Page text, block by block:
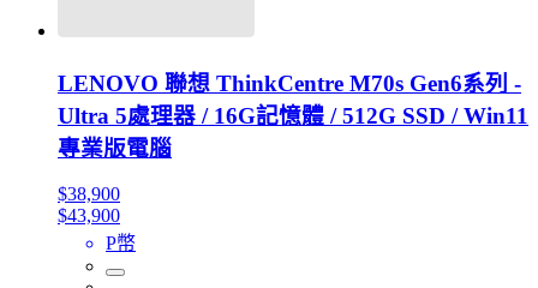
LENOVO 聯想 ThinkCentre M70s Gen6系列 -
Ultra 5處理器 / 16G記憶體 / 512G SSD / Win11
專業版電腦
$38,900
$43,900
P幣